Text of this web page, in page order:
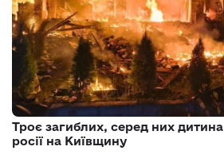
Троє загиблих, серед них
росії на Київщину